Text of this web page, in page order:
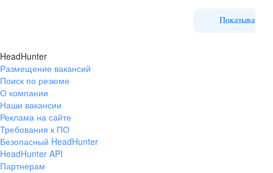
Показывайте
HeadHunter
Размещение вакансий
Поиск по резюме
О компании
Наши вакансии
Реклама на сайте
Требования к ПО
Безопасный HeadHunter
HeadHunter API
Партнерам